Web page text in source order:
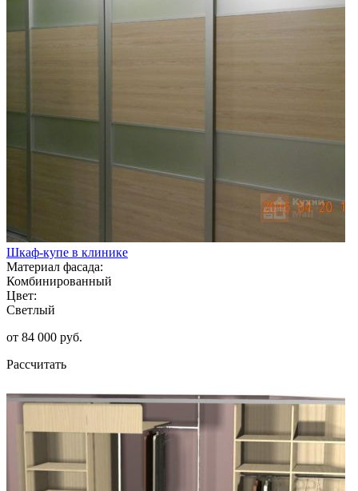
Шкаф-купе в клинике
Материал фасада:
Комбинированный
Цвет:
Светлый
от 84 000 руб.
Рассчитать